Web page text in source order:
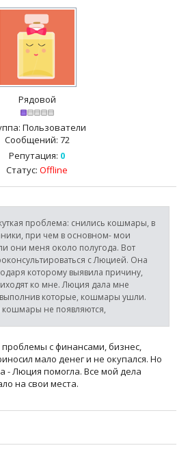
Рядовой
Пользователи
Сообщений: 72
Репутация: 0
Статус: Offline
проблема: снились кошмары, в
при чем в основном- мои
они меня около полугода. Вот
с Люцией. Она
которому выявила причину,
ко мне. Люция дала мне
которые, кошмары ушли.
не появляются,
с финансами, бизнес,
мало денег и не окупался. Но
Люция помогла. Все мой дела
на свои места.